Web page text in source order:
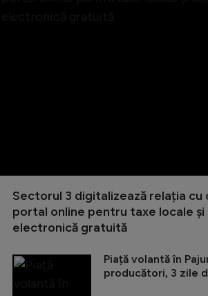
Sectorul 3 digitalizează relația cu
portal online pentru taxe locale și
electronică gratuită
Piață volantă în
producători, 3 zile